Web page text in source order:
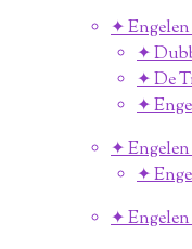
✦
✦
✦ De
✦
✦
✦
✦